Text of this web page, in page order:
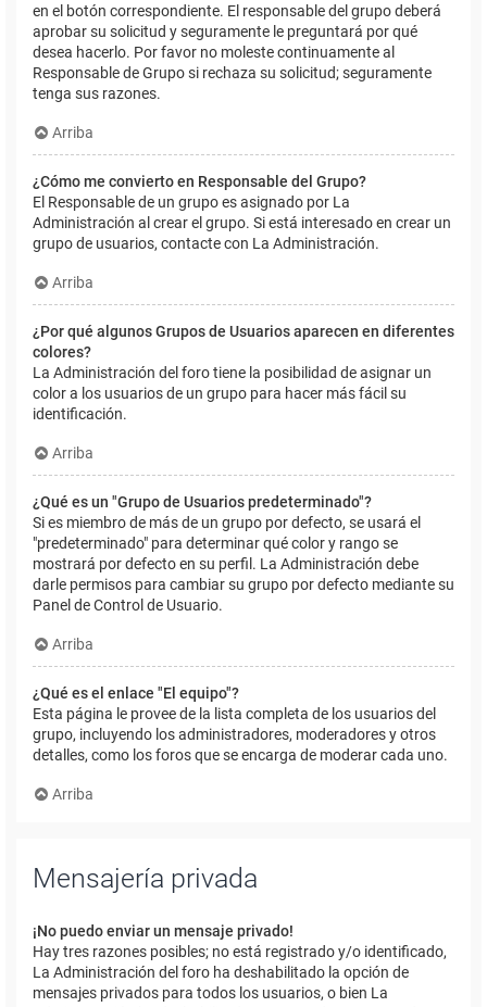
en el botón correspondiente. El responsable del grupo deberá
aprobar su solicitud y seguramente le preguntará por qué
desea hacerlo. Por favor no moleste continuamente al
Responsable de Grupo si rechaza su solicitud; seguramente
tenga sus razones.
Arriba
¿Cómo me convierto en Responsable del Grupo?
El Responsable de un grupo es asignado por La
Administración al crear el grupo. Si está interesado en crear un
grupo de usuarios, contacte con La Administración.
Arriba
¿Por qué algunos Grupos de Usuarios aparecen en diferentes
colores?
La Administración del foro tiene la posibilidad de asignar un
color a los usuarios de un grupo para hacer más fácil su
identificación.
Arriba
¿Qué es un "Grupo de Usuarios predeterminado"?
Si es miembro de más de un grupo por defecto, se usará el
"predeterminado" para determinar qué color y rango se
mostrará por defecto en su perfil. La Administración debe
darle permisos para cambiar su grupo por defecto mediante su
Panel de Control de Usuario.
Arriba
¿Qué es el enlace "El equipo"?
Esta página le provee de la lista completa de los usuarios del
grupo, incluyendo los administradores, moderadores y otros
detalles, como los foros que se encarga de moderar cada uno.
Arriba
Mensajería privada
¡No puedo enviar un mensaje privado!
Hay tres razones posibles; no está registrado y/o identificado,
La Administración del foro ha deshabilitado la opción de
mensajes privados para todos los usuarios, o bien La